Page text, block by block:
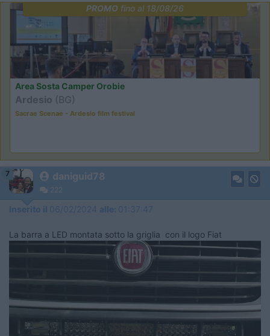
PROMOfino al 18/08/26
Area Sosta Camper Orobie
Ardesio (BG)
Sacrae Scenae - Ardesio film festival
7 daniguid78
222
Inserito il 06/02/2024 alle: 01:37:47
La barra a LED montata sotto la griglia con il logo Fiat